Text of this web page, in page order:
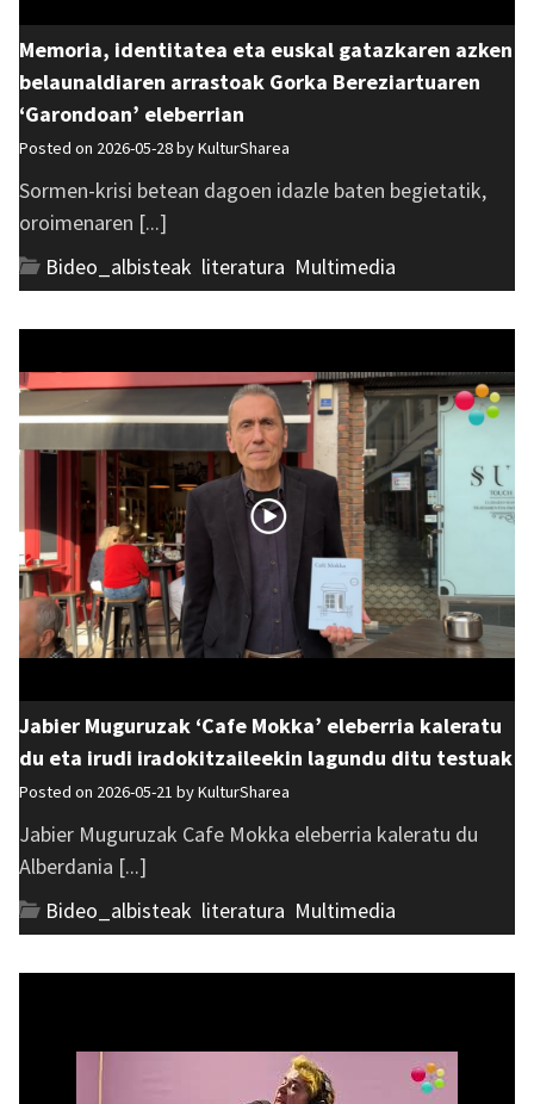
Memoria, identitatea eta euskal gatazkaren azken
belaunaldiaren arrastoak Gorka Bereziartuaren
‘Garondoan’ eleberrian
Posted on 2026-05-28 byKulturSharea
Sormen-krisi betean dagoen idazle baten begietatik,
oroimenaren [...]
Bideo_albisteak literatura Multimedia
Jabier Muguruzak ‘Cafe Mokka’ eleberria kaleratu
du eta irudi iradokitzaileekin lagundu ditu testuak
Posted on 2026-05-21 byKulturSharea
Jabier Muguruzak Cafe Mokka eleberria kaleratu du
Alberdania [...]
Bideo_albisteak literatura Multimedia